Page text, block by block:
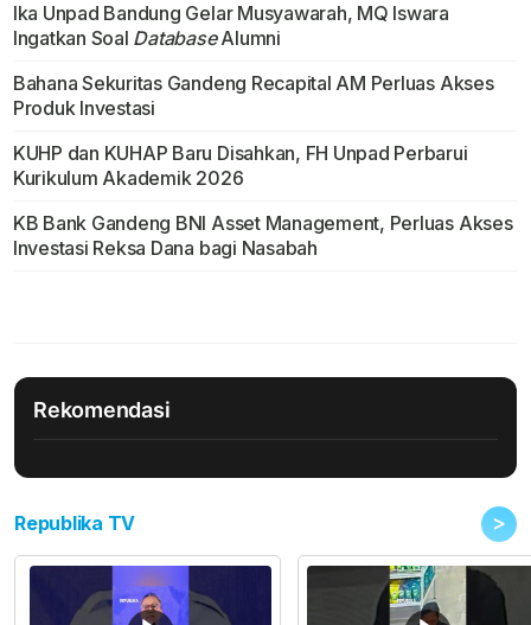
Ika Unpad Bandung Gelar Musyawarah, MQ Iswara
Ingatkan Soal DatabaseAlumni
Bahana Sekuritas Gandeng Recapital AM Perluas Akses
Produk Investasi
KUHP dan KUHAP Baru Disahkan, FH Unpad Perbarui
Kurikulum Akademik 2026
KB Bank Gandeng BNI Asset Management, Perluas Akses
Investasi Reksa Dana bagi Nasabah
Rekomendasi
Republika TV >